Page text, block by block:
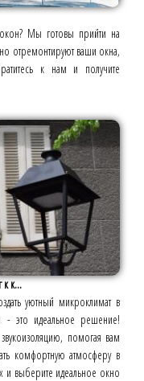
Мы готовы прийти на
отремонтируют ваши окна,
к нам и получите
к...
уютный микроклимат в
- это идеальное решение!
помогая вам
комфортную атмосферу в
и выберите идеальное окно